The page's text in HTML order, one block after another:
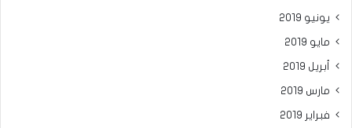
يونيو 2019
مايو 2019
أبريل 2019
مارس 2019
فبراير 2019